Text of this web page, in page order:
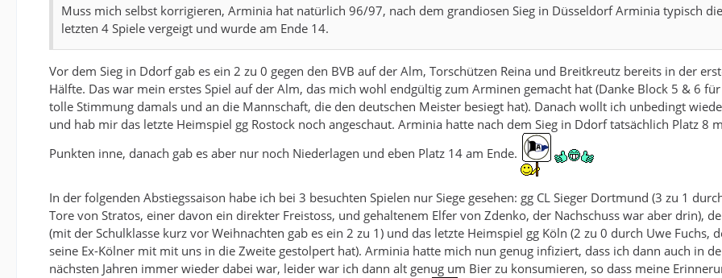
Muss mich selbst korrigieren, Arminia hat natürlich 96/97, nach dem grandiosen Sieg in Düsseldorf Arminia typisch die
letzten 4 Spiele vergeigt und wurde am Ende 14.
Vor dem Sieg in Ddorf gab es ein 2 zu 0 gegen den BVB auf der Alm, Torschützen Reina und Breitkreutz bereits in der
Hälfte. Das war mein erstes Spiel auf der Alm, das mich wohl endgültig zum Arminen gemacht hat (Danke Block 5 & 6
tolle Stimmung damals und an die Mannschaft, die den deutschen Meister besiegt hat). Danach wollt ich unbedingt
und hab mir das letzte Heimspiel gg Rostock noch angeschaut. Arminia hatte nach dem Sieg in Ddorf tatsächlich Platz 8
Punkten inne, danach gab es aber nur noch Niederlagen und eben Platz 14 am Ende.
In der folgenden Abstiegssaison habe ich bei 3 besuchten Spielen nur Siege gesehen: gg CL Sieger Dortmund (3 zu 1
Tore von Stratos, einer davon ein direkter Freistoss, und gehaltenem Elfer von Zdenko, der Nachschuss war aber drin),
(mit der Schulklasse kurz vor Weihnachten gab es ein 2 zu 1) und das letzte Heimspiel gg Köln (2 zu 0 durch Uwe Fuchs,
seine Ex-Kölner mit mit uns in die Zweite gestolpert hat). Arminia hatte mich nun genug infiziert, dass ich dann auch in
nächsten Jahren immer wieder dabei war, leider war ich dann alt genug um Bier zu konsumieren, so dass meine